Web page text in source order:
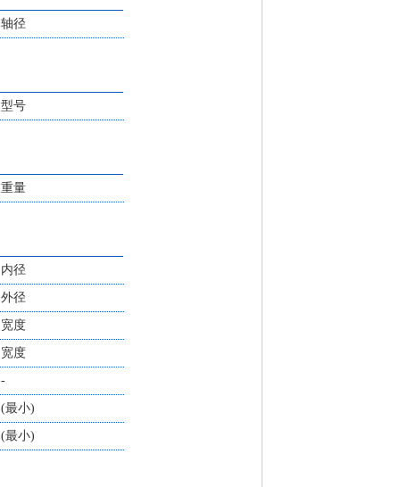
轴径
型号
重量
内径
外径
宽度
宽度
-
(最小)
(最小)